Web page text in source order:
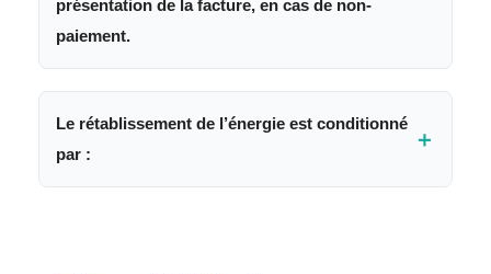
présentation de la facture, en cas de non-
paiement.
Le rétablissement de l’énergie est conditionné
par :
＋